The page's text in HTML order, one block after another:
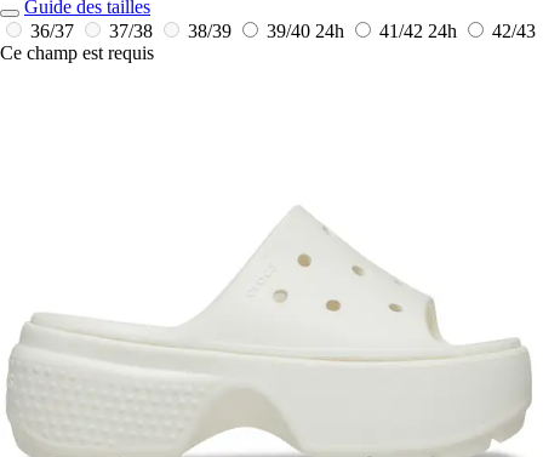
Guide des tailles
36/37
37/38 38/39 39/40 24h 41/42 24h
42/43
Ce champ est requis